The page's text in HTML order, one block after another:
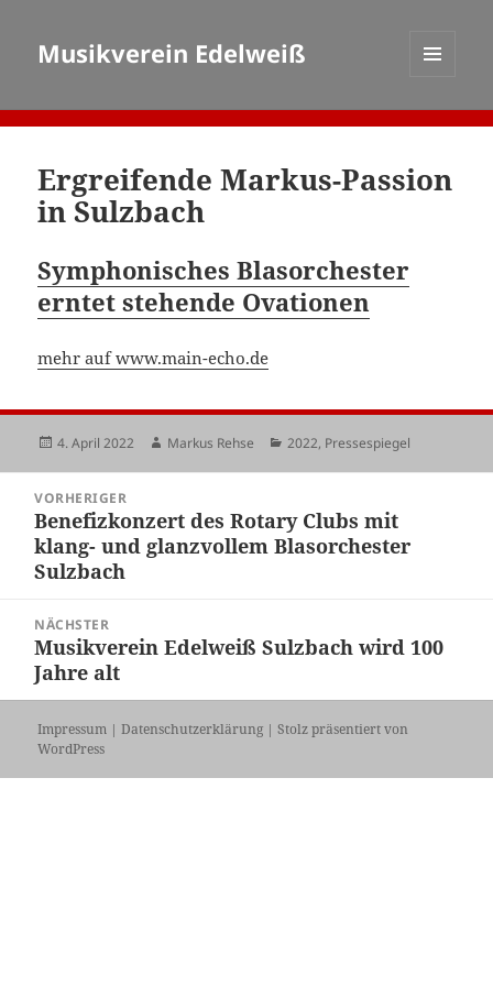
Musikverein Edelweiß
WIDGETS
Ergreifende Markus-Passion
in Sulzbach
Symphonisches Blasorchester
erntet stehende Ovationen
mehr auf www.main-echo.de
Veröffentlicht
4. April 2022 Autor
Markus Rehse Kategorien
2022, Pressespiegel
VORHERIGER
Vorheriger
Beitrag:
Benefizkonzert des Rotary Clubs mit
klang- und glanzvollem Blasorchester
Sulzbach
NÄCHSTER
Nächster
Beitrag:
Musikverein Edelweiß Sulzbach wird 100
Jahre alt
Impressum |Datenschutzerklärung |Stolz präsentiert von
WordPress